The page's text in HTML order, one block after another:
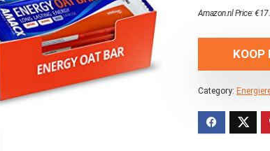
Amazon.nl Price:€
KOOP
Category: